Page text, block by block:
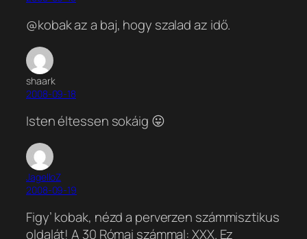
@kobak az a baj, hogy szalad az idő.
shaark
2008-09-18
Isten éltessen sokáig 😛
JagelloZ
2008-09-19
Figy’ kobak, nézd a perverzen számmisztikus
oldalát! A 30 Római számmal: XXX. Ez